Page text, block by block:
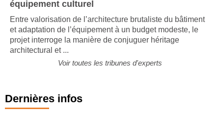
équipement culturel
Entre valorisation de l’architecture brutaliste du bâtiment
et adaptation de l’équipement à un budget modeste, le
projet interroge la manière de conjuguer héritage
Dernières infos